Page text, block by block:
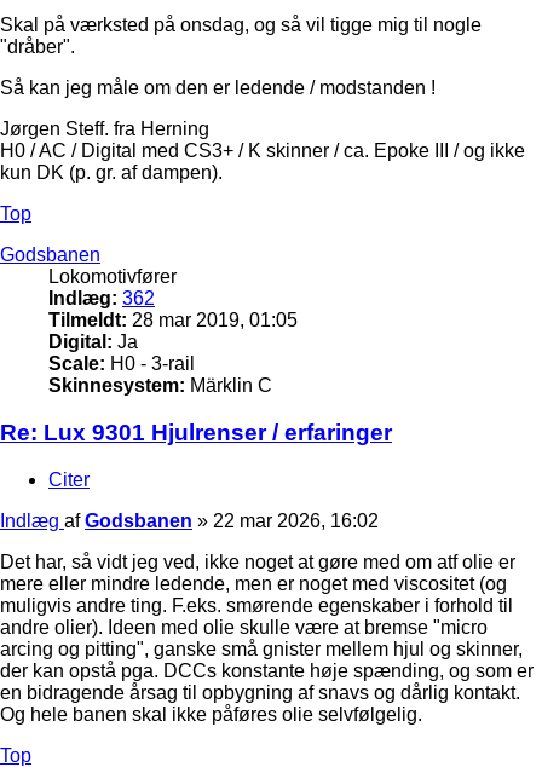
Skal på værksted på onsdag, og så vil tigge mig til nogle
"dråber".
Så kan jeg måle om den er ledende / modstanden !
Jørgen Steff. fra Herning
H0 / AC / Digital med CS3+ / K skinner / ca. Epoke III / og ikke
kun DK (p. gr. af dampen).
Top
Godsbanen
Lokomotivfører
Indlæg: 362
Tilmeldt: 28 mar 2019, 01:05
Digital: Ja
Scale: H0 - 3-rail
Skinnesystem: Märklin C
Re: Lux 9301 Hjulrenser / erfaringer
Citer
Indlæg afGodsbanen » 22 mar 2026, 16:02
Det har, så vidt jeg ved, ikke noget at gøre med om atf olie er
mere eller mindre ledende, men er noget med viscositet (og
muligvis andre ting. F.eks. smørende egenskaber i forhold til
andre olier). Ideen med olie skulle være at bremse "micro
arcing og pitting", ganske små gnister mellem hjul og skinner,
der kan opstå pga. DCCs konstante høje spænding, og som er
en bidragende årsag til opbygning af snavs og dårlig kontakt.
Og hele banen skal ikke påføres olie selvfølgelig.
Top